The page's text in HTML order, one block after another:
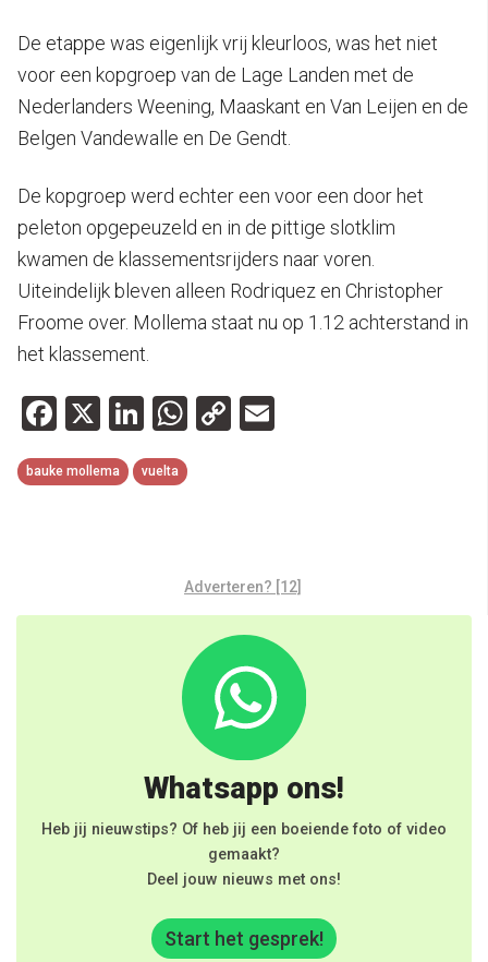
De etappe was eigenlijk vrij kleurloos, was het niet
voor een kopgroep van de Lage Landen met de
Nederlanders Weening, Maaskant en Van Leijen en de
Belgen Vandewalle en De Gendt.
De kopgroep werd echter een voor een door het
peleton opgepeuzeld en in de pittige slotklim
kwamen de klassementsrijders naar voren.
Uiteindelijk bleven alleen Rodriquez en Christopher
Froome over. Mollema staat nu op 1.12 achterstand in
het klassement.
Facebook
X LinkedIn
WhatsApp
Copy
bauke mollema vuelta
Adverteren? [12]
Whatsapp ons!
Heb jij nieuwstips? Of heb jij een boeiende foto of video
gemaakt?
Deel jouw nieuws met ons!
Start het gesprek!